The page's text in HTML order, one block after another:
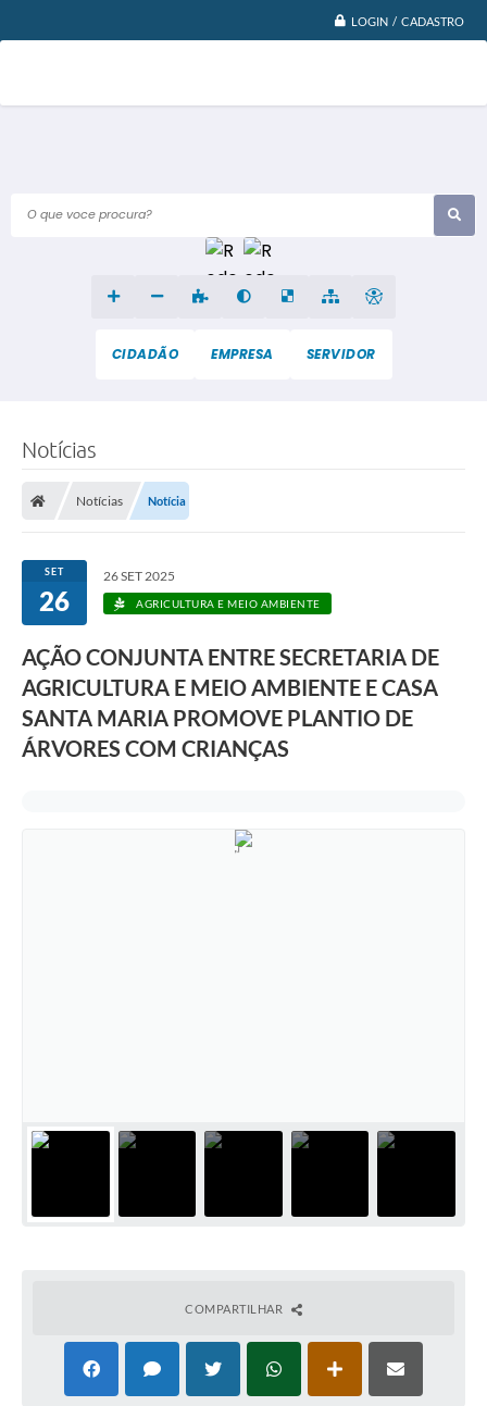
LOGIN / CADASTRO
O que voce procura?
CIDADÃO EMPRESA SERVIDOR
Notícias
Notícias Notícia
SET
26
26 SET 2025
AGRICULTURA E MEIO AMBIENTE
AÇÃO CONJUNTA ENTRE SECRETARIA DE
AGRICULTURA E MEIO AMBIENTE E CASA
SANTA MARIA PROMOVE PLANTIO DE
ÁRVORES COM CRIANÇAS
COMPARTILHAR